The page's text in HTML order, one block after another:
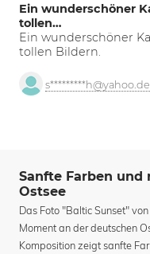
Ein wunderschöner
tollen…
Ein wunderschöner
tollen Bildern.
s*********h@yahoo.de
Sanfte Farben
Ostsee
Das Foto "Baltic Sunset"
Moment an der deutschen
Komposition zeigt sanfte